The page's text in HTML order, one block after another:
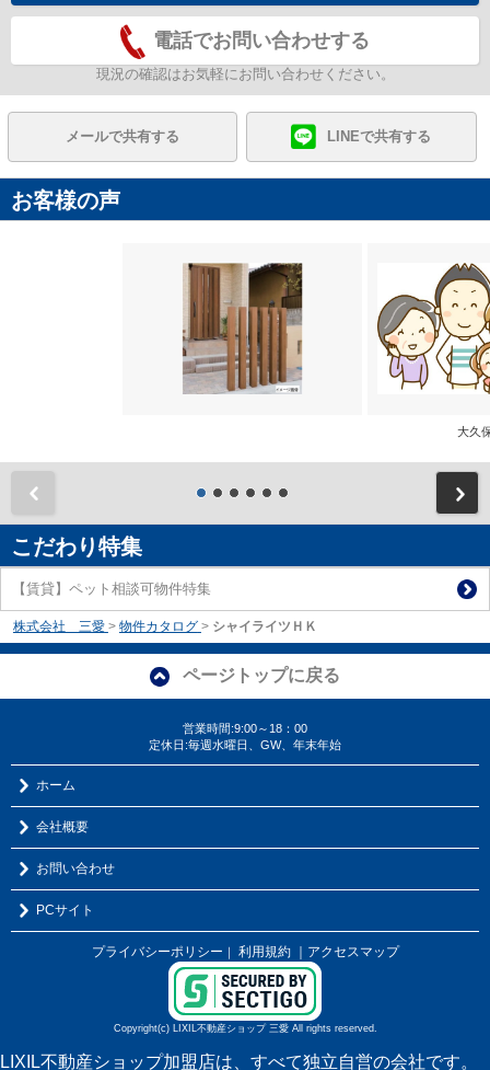
電話でお問い合わせする
現況の確認はお気軽にお問い合わせください。
メールで共有する LINEで共有する
お客様の声
大
こだわり特集
【賃貸】ペット相談可物件特集
株式会社 三愛 > 物件カタログ > シャイライツＨＫ
ページトップに戻る
営業時間:9:00～18：00
定休日:毎週水曜日、GW、年末年始
ホーム
会社概要
お問い合わせ
PCサイト
プライバシーポリシー ｜ 利用規約 ｜アクセスマップ
Copyright(c) LIXIL不動産ショップ 三愛 All rights reserved.
LIXIL不動産ショップ加盟店は、すべて独立自営の会社です。